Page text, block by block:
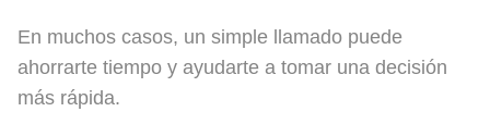
En muchos casos, un simple llamado puede
ahorrarte tiempo y ayudarte a tomar una decisión
más rápida.